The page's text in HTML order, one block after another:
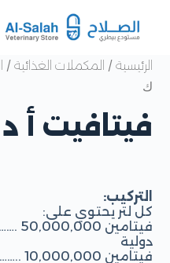
الرئيسية / المكملات الغذائية /
ك
فيتافيت أ د 3 إي ك
التركيب:
كل لتر يحتوي على:
دولية